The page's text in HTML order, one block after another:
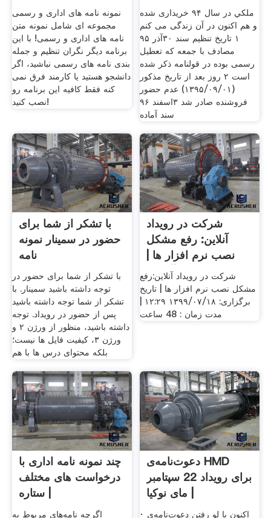
نمونه نامه های اداری و رسمی
مجموعه ای شامل نمونه متن
نامه های اداری و رسمی! با این
برنامه دیگر نگران تنظیم و جمله
بندی نامه های رسمی نباشید، اگر
دانشجو هستید یا کارمند فرق نمی
کنه فقط کافیه این برنامه رو
نصب کنید!
ملكي در سال ۹۴ خريداری شده
و هم اکنون در آن زندگی می کنم
۱ تاریخ تنظیم سند ۳۰آذر ۹۵
مصادف با جمعه که تعطیل
رسمی بوده در قولنامه ذکر شده
است ۲ روز بعد از تاریخ مذکور
(۱۳۹۵/۰۹/۰۱) عدم حضور
فروشنده صادر شد ۳اسفند ۹۶
سند آماده
با تشکر از شما برای
حضور در سمینار نمونه
نامه
با تشکر از شما برای حضور در
توجه داشته باشید سمینار. با
تشکر از شما توجه داشته باشید
پس از حضور در رویداد. توجه
داشته باشید، منظور از ورژن ۲ و
ورژن ۳، کیفیت فایل ها نیست؛
بلکه محتوای درس ها با هم
شرکت در رویداد
آنلاین: رفع مشکل
نصب نرم افزار ها |
آپارات
شرکت در رویداد آنلاین:رفع
مشکل نصب نرم افزار ها | تاریخ
مدت زمان : 48 ساعت
چند نمونه نامه اداری با
درخواست های مختلف
| ستاره
اگرچه نامه‌های مربوط به
دعوت‌نامه‌ی HMD
برای رویداد 22 سپتامبر
| مای نوکیا
· اکنون با لو رفتن دعوت‌نامه‌ی